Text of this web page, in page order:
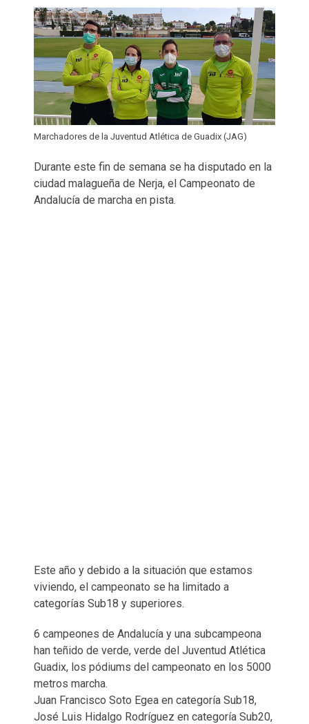
Marchadores de la Juventud Atlética de Guadix (JAG)
Durante este fin de semana se ha disputado en la
ciudad malagueña de Nerja, el Campeonato de
Andalucía de marcha en pista.
Este año y debido a la situación que estamos
viviendo, el campeonato se ha limitado a
categorías Sub18 y superiores.
6 campeones de Andalucía y una subcampeona
han teñido de verde, verde del Juventud Atlética
Guadix, los pódiums del campeonato en los 5000
metros marcha.
Juan Francisco Soto Egea en categoría Sub18,
José Luis Hidalgo Rodríguez en categoría Sub20,